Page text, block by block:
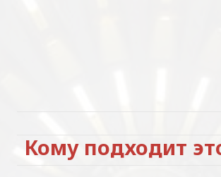
Кому подходит